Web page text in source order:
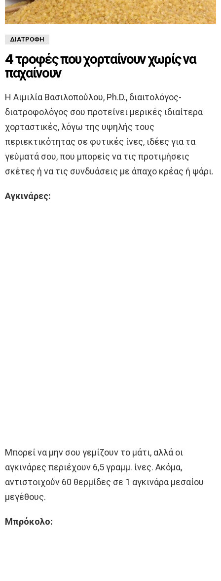
ΔΙΑΤΡΟΦΉ
4 τροφές που χορταίνουν χωρίς να
παχαίνουν
Η Αιμιλία Βασιλοπούλου, Ph.D., διαιτολόγος-
διατροφολόγος σου προτείνει μερικές ιδιαίτερα
χορταστικές, λόγω της υψηλής τους
περιεκτικότητας σε φυτικές ίνες, ιδέες για τα
γεύματά σου, που μπορείς να τις προτιμήσεις
σκέτες ή να τις συνδυάσεις με άπαχο κρέας ή ψάρι.
Αγκινάρες:
Μπορεί να μην σου γεμίζουν το μάτι, αλλά οι
αγκινάρες περιέχουν 6,5 γραμμ. ίνες. Ακόμα,
αντιστοιχούν 60 θερμίδες σε 1 αγκινάρα μεσαίου
μεγέθους.
Μπρόκολο: